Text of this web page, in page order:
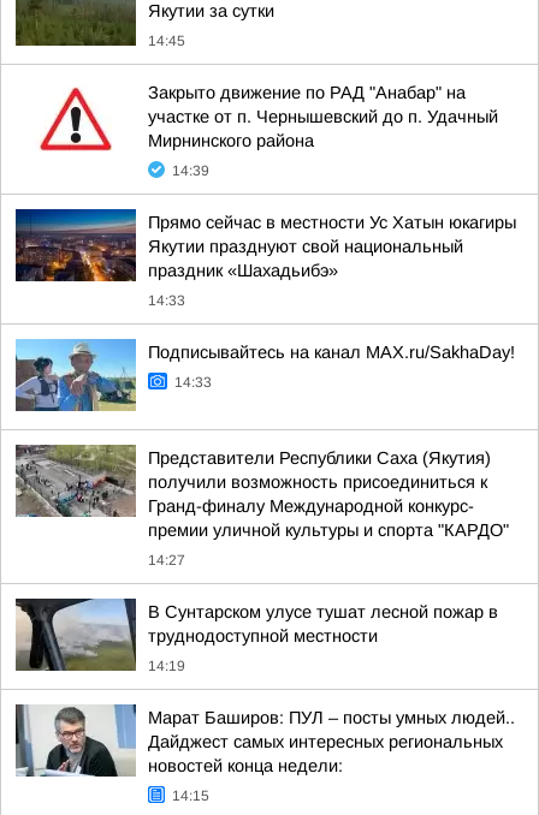
Якутии за сутки
14:45
Закрыто движение по РАД "Анабар" на
участке от п. Чернышевский до п. Удачный
Мирнинского района
14:39
Прямо сейчас в местности Ус Хатын юкагиры
Якутии празднуют свой национальный
праздник «Шахадьибэ»
14:33
Подписывайтесь на канал MAX.ru/SakhaDay!
14:33
Представители Республики Саха (Якутия)
получили возможность присоединиться к
Гранд-финалу Международной конкурс-
премии уличной культуры и спорта "КАРДО"
14:27
В Сунтарском улусе тушат лесной пожар в
труднодоступной местности
14:19
Марат Баширов: ПУЛ – посты умных людей..
Дайджест самых интересных региональных
новостей конца недели:
14:15